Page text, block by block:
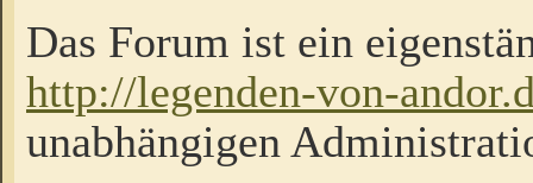
Das Forum ist ein
http://legenden-von-
unabhängigen